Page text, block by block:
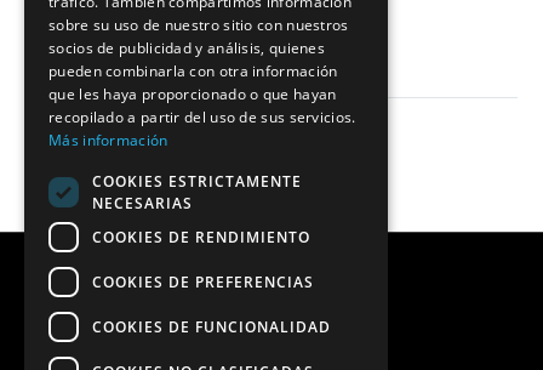
temporadas
12 Oct 2020
sobre su uso de nuestro sitio con nuestros
socios de publicidad y análisis, quienes
pueden combinarla con otra información
que les haya proporcionado o que hayan
recopilado a partir del uso de sus servicios.
Más información
COOKIES ESTRICTAMENTE
NECESARIAS
COOKIES DE RENDIMIENTO
COOKIES DE PREFERENCIAS
COOKIES DE FUNCIONALIDAD